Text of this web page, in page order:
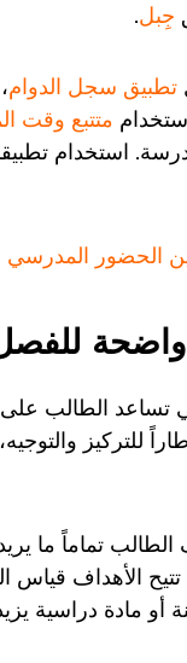
جِبل.
تطبيق سجل الدوام
متتبع وقت
استخدام
الحضور المدرسي
واضحة
تساعد الطالب
للتركيز
تماماً ما
تتيح الأهداف
أو مادة دراسية